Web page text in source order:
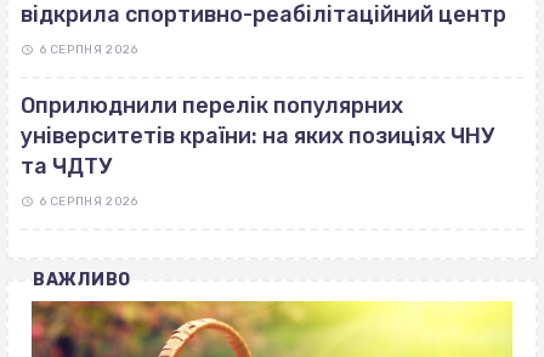
відкрила спортивно-реабілітаційний центр
6 СЕРПНЯ 2026
Оприлюднили перелік популярних
університетів країни: на яких позиціях ЧНУ
та ЧДТУ
6 СЕРПНЯ 2026
ВАЖЛИВО